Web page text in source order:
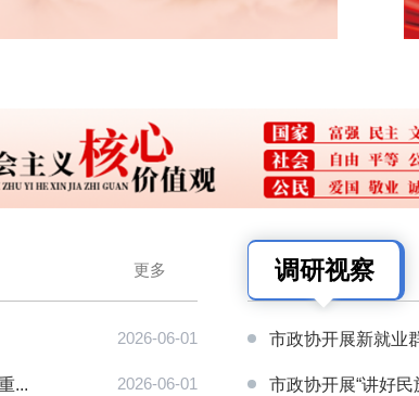
更多
2026-06-01
... 2026-06-01
调研视察
市政协开展新就业
市政协开展“讲好